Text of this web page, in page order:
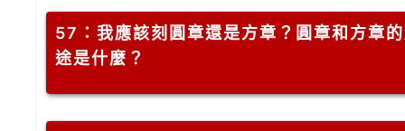
57 ：我應該刻圓章還是方章？圓章和方章
途是什麼？